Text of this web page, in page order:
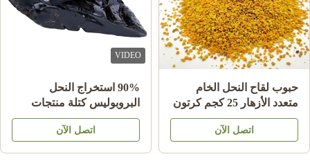
Thank you!
J
Joe Ellis
Love the items
حبوب لقاح النحل الخام
متعدد الأزهار 25 كجم كرتون
مكمل غذائي
اتصل الآن
VIDEO
90% استخراج النحل
البروبوليس كتلة منتجات
النحل للرعاية الصحية من
النحل نجماتصل الآن